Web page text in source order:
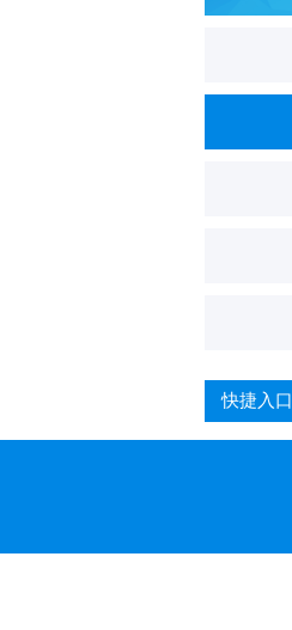
快捷入口